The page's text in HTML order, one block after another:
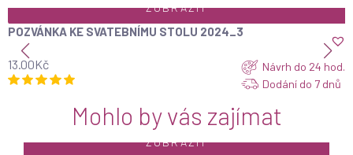
ZOBRAZIT
POZVÁNKA KE SVATEBNÍMU STOLU 2024_3
13.00Kč
Návrh do 24 hod.
Dodání do 7 dnů
Mohlo by vás zajímat
ZOBRAZIT